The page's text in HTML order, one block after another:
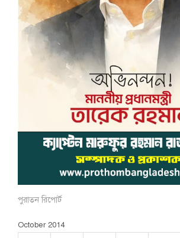
পুরাতন রিপোর্ট
October 2014